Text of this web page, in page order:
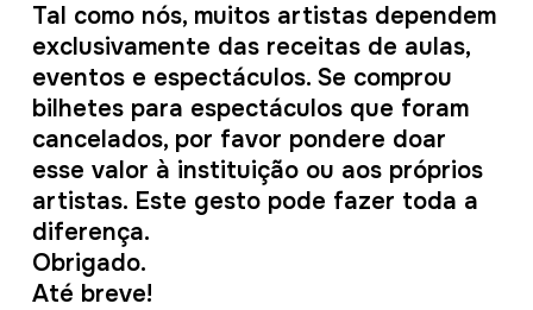
Tal como nós, muitos artistas dependem
exclusivamente das receitas de aulas,
eventos e espectáculos. Se comprou
bilhetes para espectáculos que foram
cancelados, por favor pondere doar
esse valor à instituição ou aos próprios
artistas. Este gesto pode fazer toda a
diferença.
Obrigado.
Até breve!